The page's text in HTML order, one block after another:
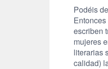
Podéis
escriben
mujeres
literarias
calidad)